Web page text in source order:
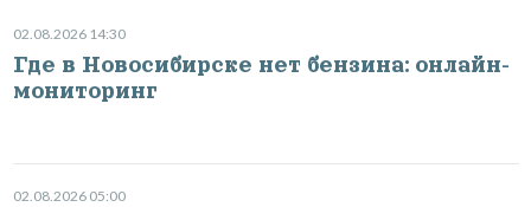
02.08.2026 14:30
Где в Новосибирске нет бензина: онлайн-
мониторинг
02.08.2026 05:00